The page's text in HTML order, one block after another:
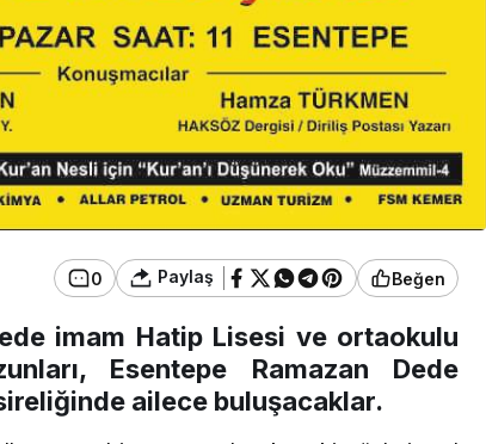
0 Paylaş Beğen
imam Hatip Lisesi ve ortaokulu
Esentepe Ramazan Dede
ailece buluşacaklar.
Görüştü
Genel
Ankara Çubuk’ta
Başladı